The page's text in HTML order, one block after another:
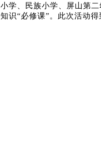
小学、民族小学、屏山第
知识“必修课”。此次活动